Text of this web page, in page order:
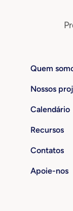
Quem
Nossos
Calendário
Recursos
Contatos
Apoie-nos